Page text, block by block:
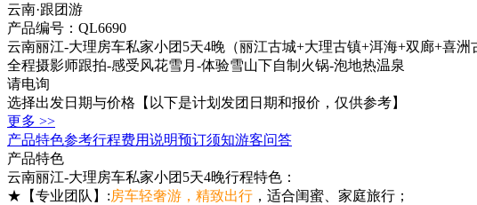
云南·跟团游
产品编号：QL6690
云南丽江-大理房车私家小团5天4晚（丽江古城+大理古镇+洱海+双廊+喜洲
全程摄影师跟拍-感受风花雪月-体验雪山下自制火锅-泡地热温泉
请电询
选择出发日期与价格 【以下是计划发团日期和报价，仅供参考】
更多 >>
产品特色参考行程费用说明预订须知游客问答
产品特色
云南丽江-大理房车私家小团5天4晚行程特色：
★【专业团队】:房车轻奢游，精致出行 ，适合闺蜜、家庭旅行；